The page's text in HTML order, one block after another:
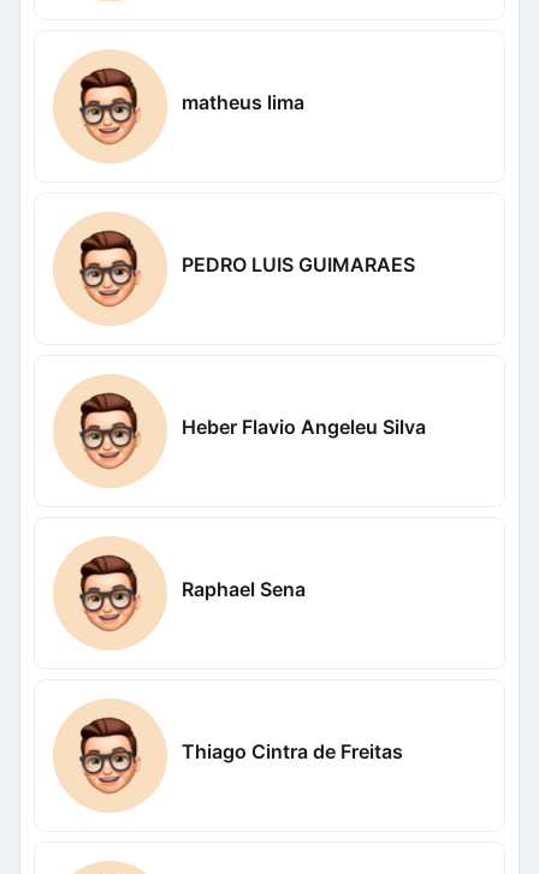
matheus lima
PEDRO LUIS GUIMARAES
Heber Flavio Angeleu Silva
Raphael Sena
Thiago Cintra de Freitas